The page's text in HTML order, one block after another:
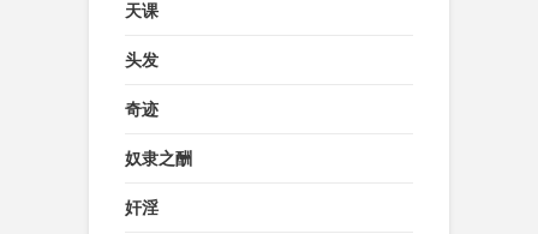
天课
头发
奇迹
奴隶之酬
奸淫